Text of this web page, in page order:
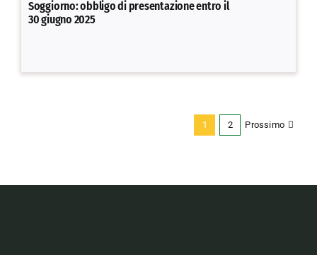
Soggiorno: obbligo di presentazione entro il
30 giugno 2025
1 2 Prossimo